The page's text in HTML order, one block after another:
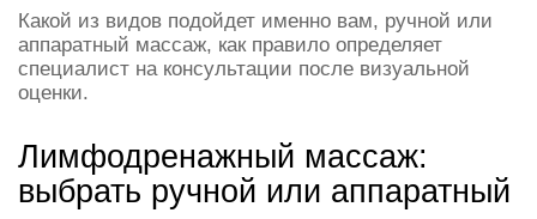
Какой из видов подойдет именно вам, ручной или
аппаратный массаж, как правило определяет
специалист на консультации после визуальной
оценки.
Лимфодренажный массаж:
выбрать ручной или аппаратный